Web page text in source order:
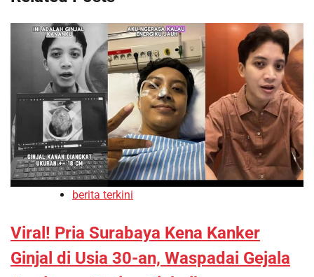
berita terkini
Viral! Pria Surabaya Kena Kanker
Ginjal di Usia 30-an, Waspadai Gejala